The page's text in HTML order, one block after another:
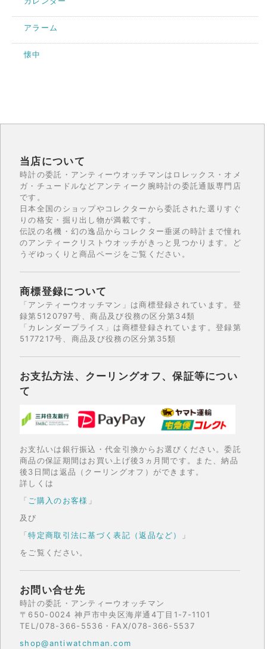
アラーム
懐中
当店について
時計の委託・アンティーウオッチマンはロレックス・オメ
ガ・チュードルなどアンティーク腕時計の委託通販専門店
です。
日本全国のショップやコレクターから委託された選りすぐ
りの格安・掘り出し物が満載です。
伝説の名機・幻の逸品からコレクター垂涎の時計まで憧れ
のアンティークリストウオッチがきっと見つかります。ど
うぞゆっくりと商品ページをご覧ください。
商標登録について
「アンティーウオッチマン」は商標登録されています。登
録第5120797号、商品及び役務の区分第34類
「カレンダープライス」は商標登録されています。登録第
5177217号、商品及び役務の区分第35類
お支払方法、クーリングオフ、保証等につい
て
お支払いは銀行振込・代金引換からお選びください。委託
商品の保証期間はお買い上げ後3ヵ月間です。また、納品
後3日間は返品（クーリングオフ）ができます。
詳しくは
「ご購入のお客様 」
及び
「特定商取引法に基づく表記（返品など）
」
をご覧ください。
お問い合せ先
時計の委託・アンティーウオッチマン
〒650-0024 神戸市中央区海岸通4丁目1-7-1101
TEL/078-366-5536・FAX/078-366-5537
shop@antiwatchman.com